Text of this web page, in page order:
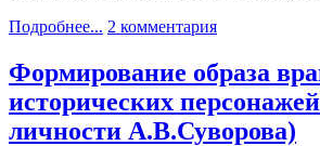
Подробнее... 2 комментария
Формирование образа
исторических
личности А.В.Суворова)